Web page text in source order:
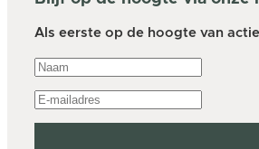
Als eerste op de hoogte van